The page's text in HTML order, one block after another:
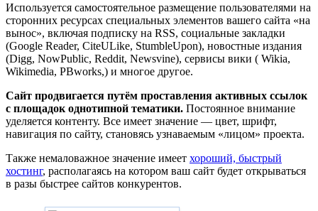
Используется самостоятельное размещение пользователями на
сторонних ресурсах специальных элементов вашего сайта «на
вынос», включая подписку на RSS, социальные закладки
(Google Reader, CiteULike, StumbleUpon), новостные издания
(Digg, NowPublic, Reddit, Newsvine), сервисы вики ( Wikia,
Wikimedia, PBworks,) и многое другое.
Сайт продвигается путём проставления активных ссылок
с площадок однотипной тематики. Постоянное внимание
уделяется контенту. Все имеет значение — цвет, шрифт,
навигация по сайту, становясь узнаваемым «лицом» проекта.
Также немаловажное значение имеет хороший, быстрый
хостинг, располагаясь на котором ваш сайт будет открываться
в разы быстрее сайтов конкурентов.